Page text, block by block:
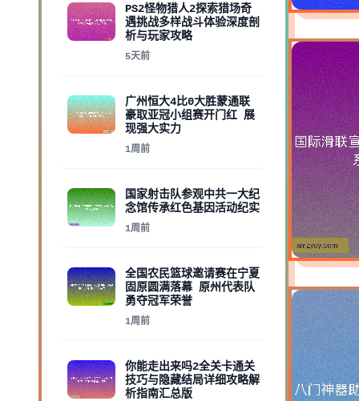
PS2怪物猎人2探索猎场奇
遇挑战多样战斗体验深度剖
析与玩家攻略
5天前
广州恒大4比0大胜蒙通联
豪取亚冠小组赛开门红 展
现强大实力
1周前
国家射击队参观中共一大纪
念馆传承红色基因活动纪实
1周前
全国农民篮球邀请赛在宁夏
固原圆满落幕 原州代表队
勇夺冠军荣誉
1周前
你能走出来吗2全关卡通关
技巧与隐藏结局详细攻略解
析指南汇总版